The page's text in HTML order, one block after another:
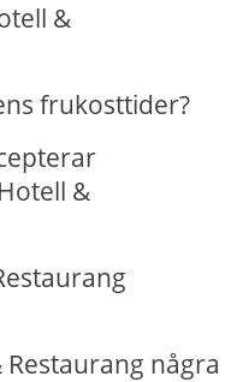
&
frukosttider?
&
några